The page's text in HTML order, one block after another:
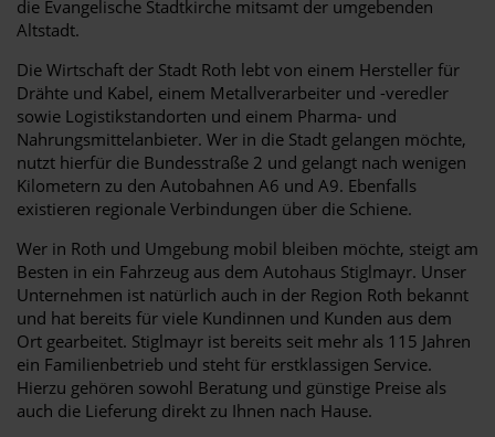
die Evangelische Stadtkirche mitsamt der umgebenden
Altstadt.
Die Wirtschaft der Stadt Roth lebt von einem Hersteller für
Drähte und Kabel, einem Metallverarbeiter und -veredler
sowie Logistikstandorten und einem Pharma- und
Nahrungsmittelanbieter. Wer in die Stadt gelangen möchte,
nutzt hierfür die Bundesstraße 2 und gelangt nach wenigen
Kilometern zu den Autobahnen A6 und A9. Ebenfalls
existieren regionale Verbindungen über die Schiene.
Wer in Roth und Umgebung mobil bleiben möchte, steigt am
Besten in ein Fahrzeug aus dem Autohaus Stiglmayr. Unser
Unternehmen ist natürlich auch in der Region Roth bekannt
und hat bereits für viele Kundinnen und Kunden aus dem
Ort gearbeitet. Stiglmayr ist bereits seit mehr als 115 Jahren
ein Familienbetrieb und steht für erstklassigen Service.
Hierzu gehören sowohl Beratung und günstige Preise als
auch die Lieferung direkt zu Ihnen nach Hause.